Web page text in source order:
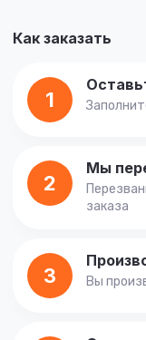
Как заказать
1
2
Мы
заказа
3 Вы